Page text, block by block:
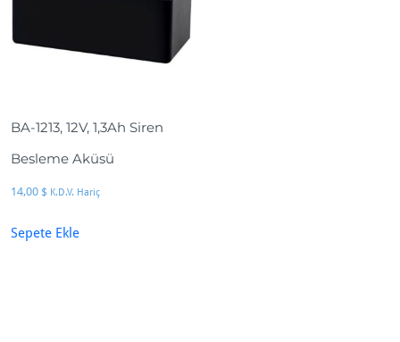
BA-1213, 12V, 1,3Ah Siren
Besleme Aküsü
14,00 $ K.D.V. Hariç
Sepete Ekle